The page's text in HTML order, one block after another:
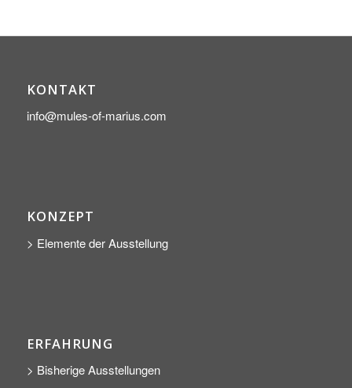
KONTAKT
info@mules-of-marius.com
KONZEPT
> Elemente der Ausstellung
ERFAHRUNG
> Bisherige Ausstellungen